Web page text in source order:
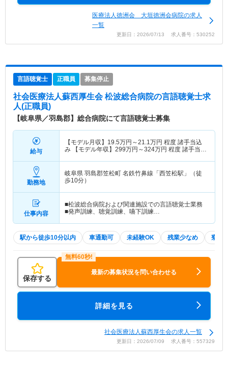
医療法人徳洲会 大垣徳洲会病院の求人
一覧
更新日：2026/07/13 求人番号：530252
言語聴覚士 正職員 募集停止
社会医療法人蘇西厚生会 松波総合病院の言語聴覚士求
人(正職員)
【岐阜県／羽島郡】総合病院にて言語聴覚士募集
給与
【モデル月収】 19.5万円～21.1万円 程度 諸手当込
み 【モデル年収】 299万円～324万円 程度 諸手当込
勤務地
岐阜県 羽島郡笠松町 名鉄竹鼻線「西笠松駅」（徒
歩10分）
仕事内容
■松波総合病院および関連施設での言語聴覚士業務
■発声訓練、聴覚訓練、嚥下訓練…
駅から徒歩10分以内 車通勤可 未経験OK 残業少なめ 寮・
保存する
最新の募集状況を問い合わせる
詳細を見る
社会医療法人蘇西厚生会の求人一覧
更新日：2026/07/09 求人番号：557329